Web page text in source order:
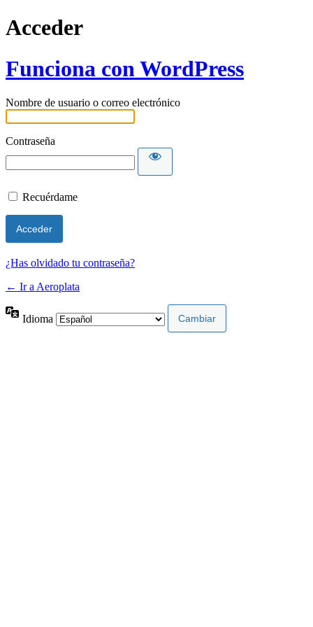
Acceder
Funciona con WordPress
Nombre de usuario o correo electrónico
Contraseña
Recuérdame
¿Has olvidado tu contraseña?
← Ir a Aeroplata
Idioma